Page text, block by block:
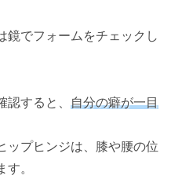
鏡でフォームをチェックし
すると、 自分の癖が一目
ップヒンジは、膝や腰の位
。